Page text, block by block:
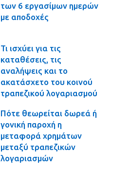
των 6 εργασίμων ημερών
με αποδοχές
Τι ισχύει για τις
καταθέσεις, τις
αναλήψεις και το
ακατάσχετο του κοινού
τραπεζικού λογαριασμού
Πότε θεωρείται δωρεά ή
γονική παροχή η
μεταφορά χρημάτων
μεταξύ τραπεζικών
λογαριασμών